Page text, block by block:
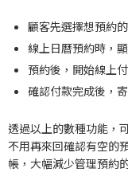
顧客先選擇想預約
線上日曆預約時，
預約後，開始線上
確認付款完成後，
透過以上的數種功能，
不用再來回確認有空的
帳，大幅減少管理預約